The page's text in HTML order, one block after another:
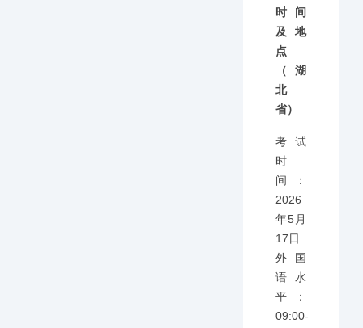
时间
及地
点
（湖
北
省）
考试
时
间：
2026
年5月
17日
外国
语水
平：
09:00-